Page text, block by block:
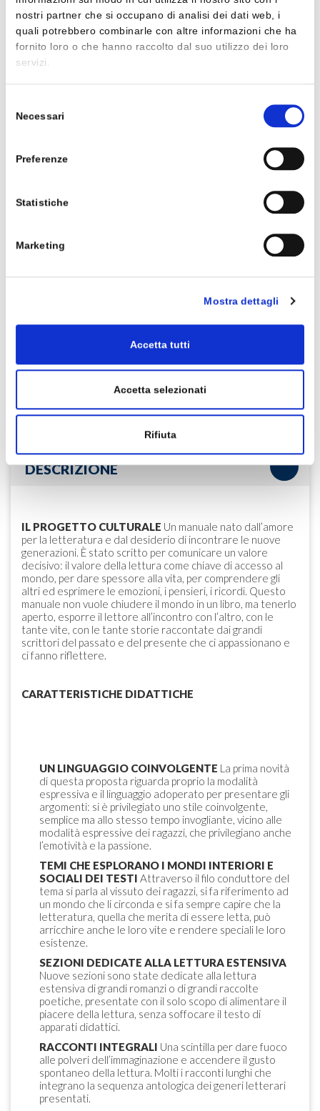
nostri partner che si occupano di analisi dei dati web, i
quali potrebbero combinarle con altre informazioni che ha
fornito loro o che hanno raccolto dal suo utilizzo dei loro
servizi.
delNecessari
Preferenze
Statistiche
Marketing
Mostra dettagli
Accetta tutti
Accetta selezionati
Rifiuta
ISBN 9788868896386
9,00 €
TEATRO + LA LETTERATURA DELLE
DESCRIZIONE
IL PROGETTO CULTURALE Un manuale nato dall’amore
per la letteratura e dal desiderio di incontrare le nuove
generazioni. È stato scritto per comunicare un valore
decisivo: il valore della lettura come chiave di accesso al
mondo, per dare spessore alla vita, per comprendere gli
altri ed esprimere le emozioni, i pensieri, i ricordi. Questo
manuale non vuole chiudere il mondo in un libro, ma tenerlo
aperto, esporre il lettore all’incontro con l’altro, con le
tante vite, con le tante storie raccontate dai grandi
scrittori del passato e del presente che ci appassionano e
ci fanno riflettere.
CARATTERISTICHE DIDATTICHE
UN LINGUAGGIO COINVOLGENTE La prima novità
di questa proposta riguarda proprio la modalità
espressiva e il linguaggio adoperato per presentare gli
argomenti: si è privilegiato uno stile coinvolgente,
semplice ma allo stesso tempo invogliante, vicino alle
modalità espressive dei ragazzi, che privilegiano anche
l’emotività e la passione.
TEMI CHE ESPLORANO I MONDI INTERIORI E
SOCIALI DEI TESTI Attraverso il filo conduttore del
tema si parla al vissuto dei ragazzi, si fa riferimento ad
un mondo che li circonda e si fa sempre capire che la
letteratura, quella che merita di essere letta, può
arricchire anche le loro vite e rendere speciali le loro
esistenze.
SEZIONI DEDICATE ALLA LETTURA ESTENSIVA
Nuove sezioni sono state dedicate alla lettura
estensiva di grandi romanzi o di grandi raccolte
poetiche, presentate con il solo scopo di alimentare il
piacere della lettura, senza soffocare il testo di
apparati didattici.
RACCONTI INTEGRALI Una scintilla per dare fuoco
alle polveri dell’immaginazione e accendere il gusto
spontaneo della lettura. Molti i racconti lunghi che
integrano la sequenza antologica dei generi letterari
presentati.